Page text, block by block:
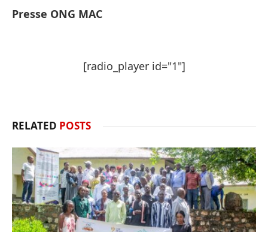
Presse ONG MAC
[radio_player id="1"]
RELATED POSTS